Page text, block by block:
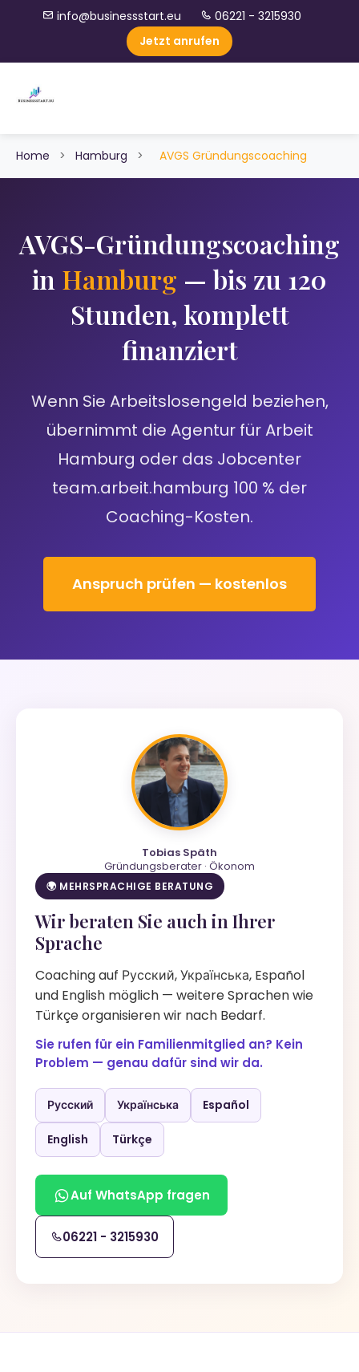
info@businessstart.eu
06221 - 3215930
Jetzt anrufen
Home > Hamburg > AVGS Gründungscoaching
AVGS-Gründungscoaching
in Hamburg — bis zu 120
Stunden, komplett
finanziert
Wenn Sie Arbeitslosengeld beziehen,
übernimmt die Agentur für Arbeit
Hamburg oder das Jobcenter
team.arbeit.hamburg 100 % der
Coaching-Kosten.
Anspruch prüfen — kostenlos
Tobias Späth
Gründungsberater · Ökonom
🌍 MEHRSPRACHIGE BERATUNG
Wir beraten Sie auch in Ihrer
Sprache
Coaching auf Русский, Українська, Español
und English möglich — weitere Sprachen wie
Türkçe organisieren wir nach Bedarf.
Sie rufen für ein Familienmitglied an? Kein
Problem — genau dafür sind wir da.
Русский Українська Español
English Türkçe
Auf WhatsApp fragen
06221 - 3215930